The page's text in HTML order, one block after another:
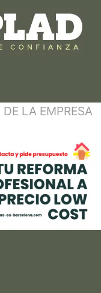
LA EMPRESA